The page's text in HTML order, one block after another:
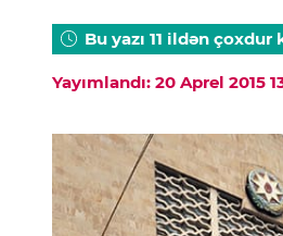
Bu yazı 11 ildən çoxdur
Yayımlandı: 20 Aprel 2015